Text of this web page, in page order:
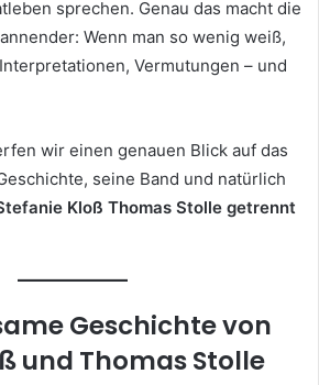
sprechen. Genau das macht die
Wenn man so wenig weiß,
Vermutungen – und
wir einen genauen Blick auf das
seine Band und natürlich
Kloß Thomas Stolle getrennt
Geschichte von
und Thomas Stolle